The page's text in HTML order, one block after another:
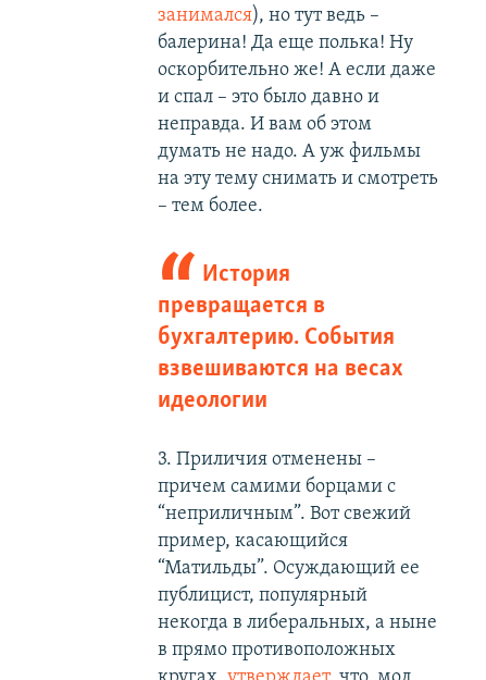
занимался), но тут ведь –
балерина! Да еще полька! Ну
оскорбительно же! А если даже
и спал – это было давно и
неправда. И вам об этом
думать не надо. А уж фильмы
на эту тему снимать и смотреть
– тем более.
История
превращается в
бухгалтерию. События
взвешиваются на весах
идеологии
3. Приличия отменены –
причем самими борцами с
“неприличным”. Вот свежий
пример, касающийся
“Матильды”. Осуждающий ее
публицист, популярный
некогда в либеральных, а ныне
в прямо противоположных